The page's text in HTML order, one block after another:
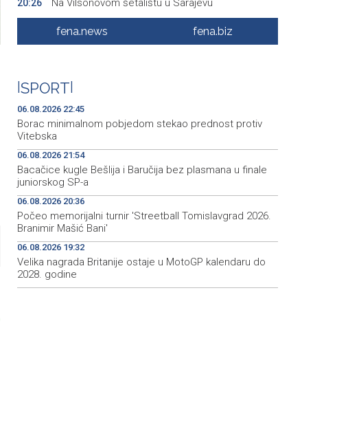
20:26
Na Vilsonovom šetalištu u Sarajevu
predstavljeno 50 luksuznih i sportskih automobila
Announcement of events for Friday, 7 August
19:55
Drugi Festival bakri okupio mještane i posjetitelje
kod Livna
fena.news fena.biz
SPORT
06.08.2026 22:45
Borac minimalnom pobjedom stekao prednost protiv
Vitebska
06.08.2026 21:54
Bacačice kugle Bešlija i Baručija bez plasmana u finale
juniorskog SP-a
06.08.2026 20:36
Počeo memorijalni turnir 'Streetball Tomislavgrad 2026.
Branimir Mašić Bani'
06.08.2026 19:32
Velika nagrada Britanije ostaje u MotoGP kalendaru do
2028. godine